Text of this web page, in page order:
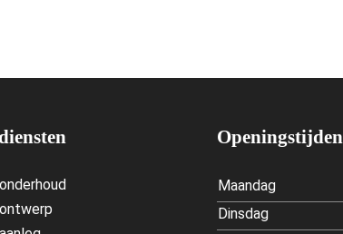
Openingstijden
Maandag
Dinsdag